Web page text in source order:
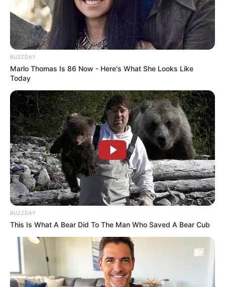
เทศกาลตรุษจีนผ่านพ้นไป ก็เข้าสู่เดือนแห่งความรักอย่าง
กุมภาพันธ์ ซึ่งกำลังจะมาถึงในอีกไม่กี่วัน สัปดาห์นี้
MThai
สัปดาห์ปลายเดือนมกราคมกัน ว่าดวงความรักของคุณ
เป็นอย่างไรกันบ้าง จากคำทำนายของ
เทวะไปดูกันค่ะ
BUZZDAY
Marlo Thomas Is 86 Now - Here's What She Looks Like
Today
BUZZDAY
This Is What A Bear Did To The Man Who Saved A Bear Cub